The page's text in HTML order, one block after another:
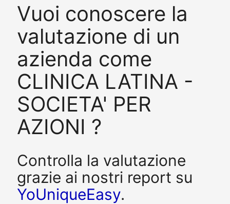
Vuoi conoscere la
valutazione di un
azienda come
CLINICA LATINA -
SOCIETA' PER
AZIONI ?
Controlla la valutazione
grazie ai nostri report su
YoUniqueEasy.